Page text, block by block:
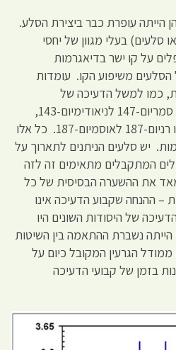
הייתה עופרת כבר ביצירת הסלע.
סלעים) בעלי מגוון של יחסי
על קו ישר בדיאגרמות
הסלעים משיפוע הקו. עומדות
כמו למשל הדעיכה של
רובידיום-87 לסטרונציום-87, סמריום-147 לניאודימיום-143,
הפניום-176 ללוטציום-176 או רניום-187 לאוסמיום-187. כל אלו
יש סלעים הניתנים לתארוך על
המתקבלים מתאימים זה לזה
מאד את ההשערה הבסיסית של כל
– ההנחה שקבוע הדעיכה אינו
של היסודות השונים היו
נשברת ההתאמה בין השיטות
ממודל הגרעין המקובל כיום על
בזמן של קבועי הדעיכה